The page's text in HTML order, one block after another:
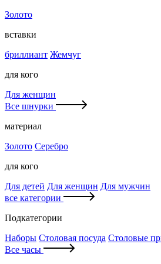
Золото
вставки
бриллиант Жемчуг
для кого
Для женщин
Все шнурки
материал
Золото Серебро
для кого
Для детей Для женщин Для мужчин
все категории
Подкатегории
Наборы Столовая посуда Столовые
Все часы